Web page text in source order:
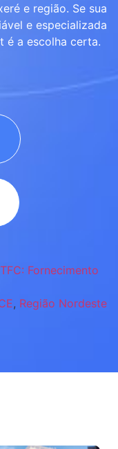
e região. Se sua
e especializada
é a escolha certa.
Fornecimento
, Região Nordeste